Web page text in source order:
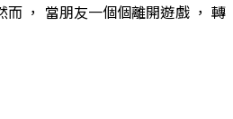
， 當朋友一個個離開遊戲 ， 轉